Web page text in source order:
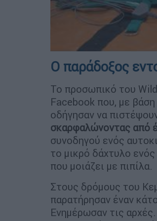
Ο παράδοξος
Το προσωπικό του
Facebook που, με
οδήγησαν να
σκαρφαλώνοντας από
συνοδηγού ενός
το μικρό δάχτυλο
που μοιάζει με πιπίλα.
Στους δρόμους του
παρατήρησαν έναν
Ενημέρωσαν τις